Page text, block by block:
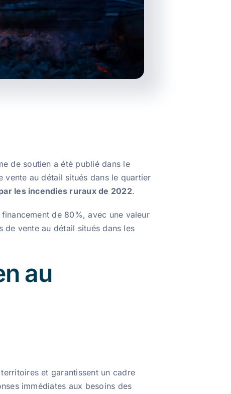
de soutien a été publié dans le
au détail situés dans le quartier
les incendies ruraux de 2022.
de 80%, avec une valeur
de vente au détail situés dans les
au
et garantissent un cadre
immédiates aux besoins des